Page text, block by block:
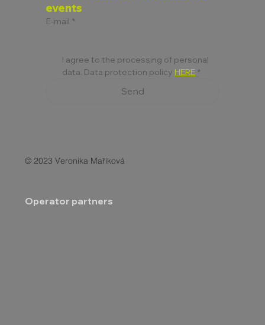
events
E-mail *
I agree to the processing of personal
data. Data protection policy HERE *
Send
© 2023 Veronika Maříková
Operator partners